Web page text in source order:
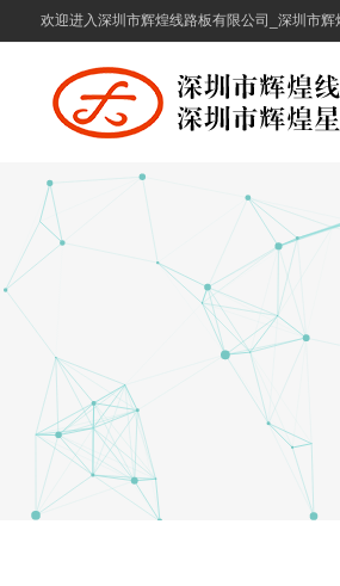
欢迎进入深圳市辉煌线路板有限公司_深圳市辉